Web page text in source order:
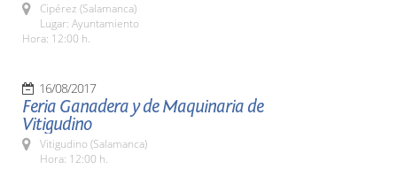
Cipérez (Salamanca)
Lugar: Ayuntamiento
Hora: 12:00 h.
16/08/2017
Feria Ganadera y de Maquinaria de
Vitigudino
Vitigudino (Salamanca)
Hora: 12:00 h.